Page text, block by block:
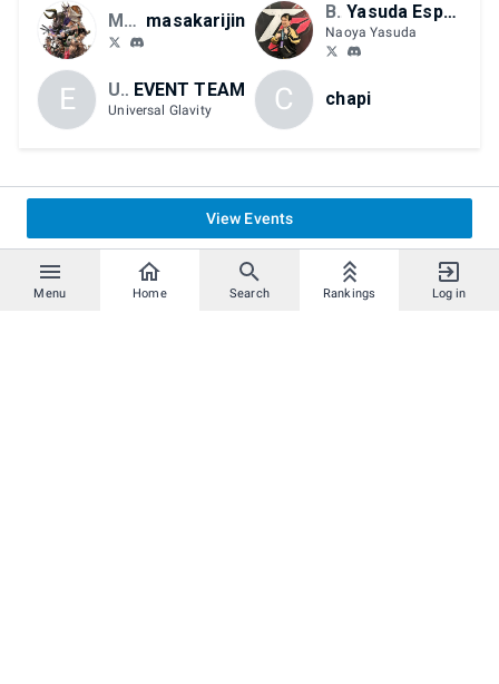
Menu Home Search Rankings Log in
MAYFLASH masakarijin BNE Yasuda Esports
Naoya Yasuda
E UG EVENT TEAM
Universal Glavity C chapi
View Events